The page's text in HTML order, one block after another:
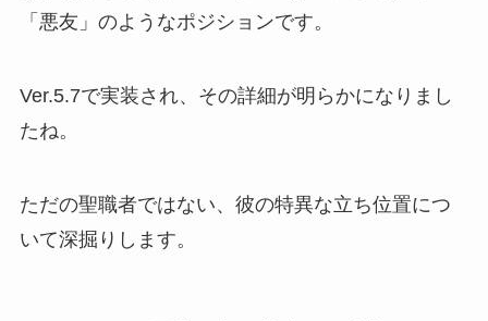
「悪友」のようなポジションです。
Ver.5.7で実装され、その詳細が明らかになりまし
たね。
ただの聖職者ではない、彼の特異な立ち位置につ
いて深掘りします。